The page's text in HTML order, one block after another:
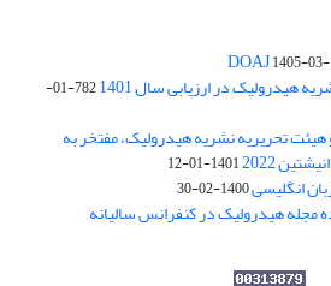
1405-
هیدرولیک در ارزیابی سال 1401
782-01-
تحریریه نشریه هیدرولیک، مفتخر به
2022
1401-01-12
انگلیسی1400-02-30
مجله هیدرولیک در کنفرانس سالیانه